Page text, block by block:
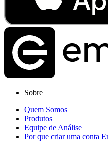
Sobre
Quem Somos
Produtos
Equipe de Análise
Por que criar uma conta